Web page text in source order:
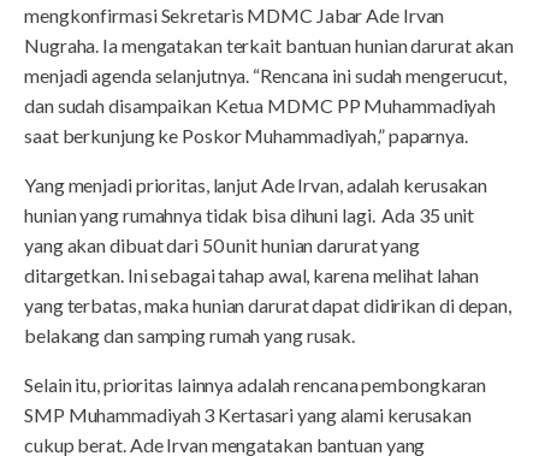
mengkonfirmasi Sekretaris MDMC Jabar Ade Irvan
Nugraha. Ia mengatakan terkait bantuan hunian darurat akan
menjadi agenda selanjutnya. “Rencana ini sudah mengerucut,
dan sudah disampaikan Ketua MDMC PP Muhammadiyah
saat berkunjung ke Poskor Muhammadiyah,” paparnya.
Yang menjadi prioritas, lanjut Ade Irvan, adalah kerusakan
hunian yang rumahnya tidak bisa dihuni lagi. Ada 35 unit
yang akan dibuat dari 50 unit hunian darurat yang
ditargetkan. Ini sebagai tahap awal, karena melihat lahan
yang terbatas, maka hunian darurat dapat didirikan di depan,
belakang dan samping rumah yang rusak.
Selain itu, prioritas lainnya adalah rencana pembongkaran
SMP Muhammadiyah 3 Kertasari yang alami kerusakan
cukup berat. Ade Irvan mengatakan bantuan yang